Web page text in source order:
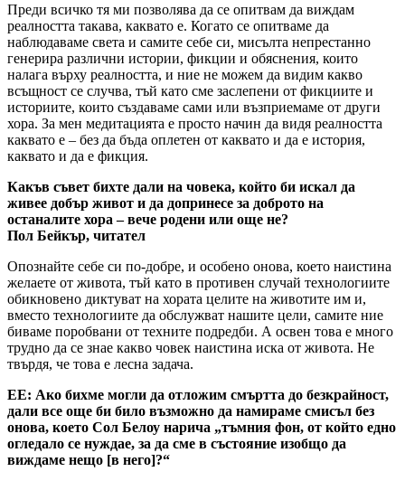
Преди всичко тя ми позволява да се опитвам да виждам
реалността такава, каквато е. Когато се опитваме да
наблюдаваме света и самите себе си, мисълта непрестанно
генерира различни истории, фикции и обяснения, които
налага върху реалността, и ние не можем да видим какво
всъщност се случва, тъй като сме заслепени от фикциите и
историите, които създаваме сами или възприемаме от други
хора. За мен медитацията е просто начин да видя реалността
каквато е – без да бъда оплетен от каквато и да е история,
каквато и да е фикция.
Какъв съвет бихте дали на човека, който би искал да
живее добър живот и да допринесе за доброто на
останалите хора – вече родени или още не?
Пол Бейкър, читател
Опознайте себе си по-добре, и особено онова, което наистина
желаете от живота, тъй като в противен случай технологиите
обикновено диктуват на хората целите на животите им и,
вместо технологиите да обслужват нашите цели, самите ние
биваме поробвани от техните подредби. А освен това е много
трудно да се знае какво човек наистина иска от живота. Не
твърдя, че това е лесна задача.
ЕЕ: Ако бихме могли да отложим смъртта до безкрайност,
дали все още би било възможно да намираме смисъл без
онова, което Сол Белоу нарича „тъмния фон, от който едно
огледало се нуждае, за да сме в състояние изобщо да
виждаме нещо [в него]?“